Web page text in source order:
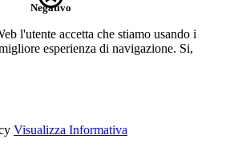
Negativo
l'utente accetta che stiamo usando i
esperienza di navigazione. Si,
Visualizza Informativa